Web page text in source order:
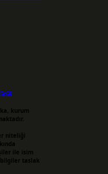
kurum
niteliği
ile isim
taslak